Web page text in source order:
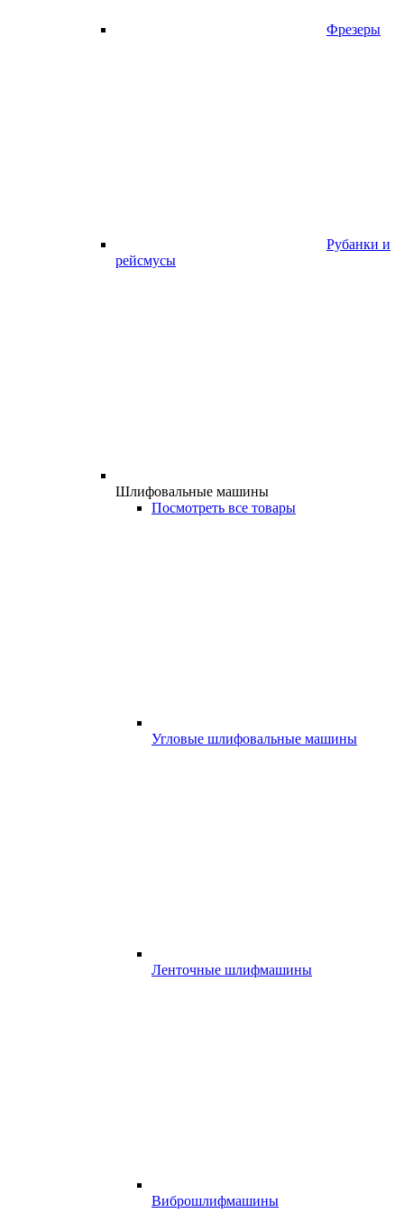
Фрезеры
Рубанки и
рейсмусы
Шлифовальные машины
Посмотреть все товары
Угловые шлифовальные машины
Ленточные шлифмашины
Виброшлифмашины